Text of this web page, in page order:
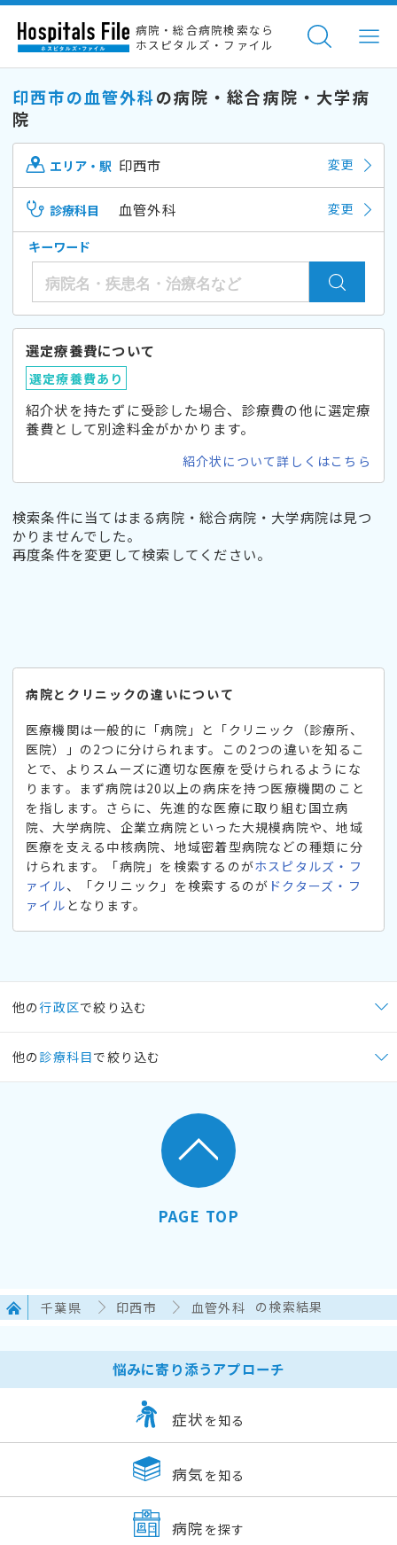
病院・総合病院検索なら
ホスピタルズ・ファイル
印西市の血管外科の病院・総合病院・大学病
院
エリア・駅 印西市 変更
診療科目 血管外科 変更
キーワード
選定療養費について
選定療養費あり
紹介状を持たずに受診した場合、診療費の他に選定療
養費として別途料金がかかります。
紹介状について詳しくはこちら
検索条件に当てはまる病院・総合病院・大学病院は見つ
かりませんでした。
再度条件を変更して検索してください。
病院とクリニックの違いについて
医療機関は一般的に「病院」と「クリニック（診療所、
医院）」の2つに分けられます。この2つの違いを知るこ
とで、よりスムーズに適切な医療を受けられるようにな
ります。まず病院は20以上の病床を持つ医療機関のこと
を指します。さらに、先進的な医療に取り組む国立病
院、大学病院、企業立病院といった大規模病院や、地域
医療を支える中核病院、地域密着型病院などの種類に分
けられます。「病院」を検索するのがホスピタルズ・フ
ァイル、「クリニック」を検索するのが ドクターズ・フ
ァイル となります。
他の行政区で絞り込む
他の 診療科目で絞り込む
PAGE TOP
千葉県 印西市 血管外科 の検索結果
悩みに寄り添うアプローチ
症状 を知る
病気 を知る
病院 を探す